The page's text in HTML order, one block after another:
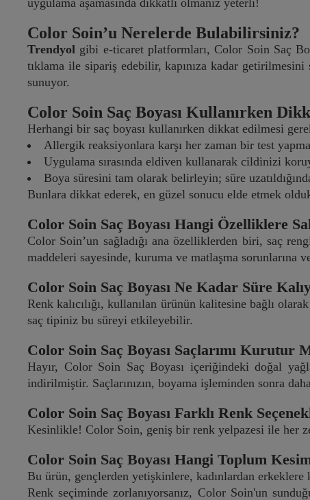
uygulama aşamasında dikkatli olmanız yeterli!
Color Soin’u Nerelerde Bulabilirsiniz?
Trendyol gibi e-ticaret platformları, Color Soin Saç
tıklama ile sipariş edebilir, kapınıza kadar
sunuyor.
Color Soin Saç Boyası Kullanırken
Herhangi bir saç boyası kullanırken dikkat edilmesi
Allergik reaksiyonlara karşı her zaman bir test
Uygulama sırasında eldiven kullanarak cildinizi
Boya süresini tam olarak belirleyin; süre
Bunlara dikkat ederek, en güzel sonucu elde etmek
Color Soin Saç Boyası Hangi Özelliklere
Color Soin’un sağladığı ana özelliklerden biri, saç
maddeleri sayesinde, kuruma ve matlaşma sorunlarına
Color Soin Saç Boyası Ne Kadar Süre
Renk kalıcılığı, kullanılan ürünün kalitesine bağlı
saç tipiniz bu süreyi etkileyebilir.
Color Soin Saç Boyası Saçlarımı Kurutur
Hayır, Color Soin Saç Boyası içeriğindeki doğal
indirilmiştir. Saçlarınızın, boyama işleminden sonra
Color Soin Saç Boyası Farklı Renk
Kesinlikle! Color Soin, geniş bir renk yelpazesi ile her
Color Soin Saç Boyası Hangi Toplum
Bu ürün, gençlerden yetişkinlere, kadınlardan
Renk seçiminde zorlanıyorsanız, Color Soin'un